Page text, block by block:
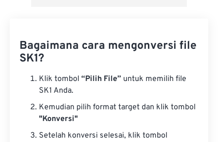
Bagaimana cara mengonversi file
SK1?
Klik tombol “Pilih File” untuk memilih file
SK1 Anda.
Kemudian pilih format target dan klik tombol
"Konversi"
Setelah konversi selesai, klik tombol